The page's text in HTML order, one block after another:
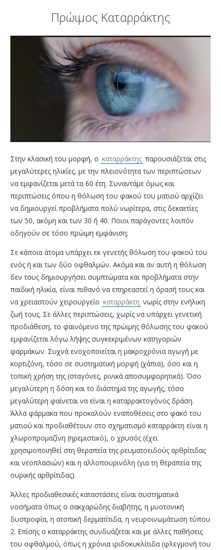
ΤΜΗΜΑ ΚΕΡΑΤΟΕΙΔΟΥΣ & ΜΕΤΑΜΟΣΧΕΥΣΕΩΝ
ΤΜΗΜΑ ΦΛΕΓΜΟΝΩΝ – ΡΑΓΟΕΙΔΙΤΙΔΑΣ
ΤΜΗΜΑ ΟΦΘΑΛΜΟΛΟΓΙΚΟΥ CHECK UP
ΤΜΗΜΑ ΕΚΠΑΙΔΕΥΣΗΣ & ΕΡΕΥΝΑΣ
ΣΥΓΧΡΟΝΟΣ ΕΞΟΠΛΙΣΜΟΣ
ΕΠΙΚΟΙΝΩΝΙΑ
Πρώιμος Καταρράκτης
Στην κλασική του μορφή, ο καταρράκτης παρουσιάζεται στις
μεγαλύτερες ηλικίες, με την πλειονότητα των περιπτώσεων
να εμφανίζεται μετά τα 60 έτη. Συναντάμε όμως και
περιπτώσεις όπου η θόλωση του φακού του ματιού αρχίζει
να δημιουργεί προβλήματα πολύ νωρίτερα, στις δεκαετίες
των 50, ακόμη και των 30 ή 40. Ποιοι παράγοντες λοιπόν
οδηγούν σε τόσο πρώιμη εμφάνιση;
Σε κάποια άτομα υπάρχει εκ γενετής θόλωση του φακού του
ενός ή και των δύο οφθαλμών. Ακόμα και αν αυτή η θόλωση
δεν τους δημιουργήσει συμπτώματα και προβλήματα στην
παιδική ηλικία, είναι πιθανό να επηρεαστεί η όρασή τους και
να χρειαστούν χειρουργείο καταρράκτη νωρίς στην ενήλικη
ζωή τους. Σε άλλες περιπτώσεις, χωρίς να υπάρχει γενετική
προδιάθεση, το φαινόμενο της πρώιμης θόλωσης του φακού
εμφανίζεται λόγω λήψης συγκεκριμένων κατηγοριών
φαρμάκων. Συχνά ενοχοποιείται η μακροχρόνια αγωγή με
κορτιζόνη, τόσο σε συστηματική μορφή (χάπια), όσο και η
τοπική χρήση της (σταγόνες, ρινικά αποσυμφορητικά). Όσο
μεγαλύτερη η δόση και το διάστημα της αγωγής, τόσο
μεγαλύτερη φαίνεται να είναι η καταρρακτογόνος δράση.
Άλλα φάρμακα που προκαλούν εναποθέσεις στο φακό του
ματιού και προδιαθέτουν στο σχηματισμό καταρράκτη είναι η
χλωροπρομαζίνη (ηρεμιστικό), ο χρυσός (έχει
χρησιμοποιηθεί στη θεραπεία της ρευματοειδούς αρθρίτιδας
και νεοπλασιών) και η αλλοπουρινόλη (για τη θεραπεία της
ουρικής αρθρίτιδας).
Άλλες προδιαθεσικές καταστάσεις είναι συστηματικά
νοσήματα όπως ο σακχαρώδης διαβήτης, η μυοτονική
δυστροφία, η ατοπική δερματίτιδα, η νευροινωμάτωση τύπου
2. Επίσης ο καταρράκτης συνδυάζεται και με άλλες παθήσεις
του οφθαλμού, όπως η χρόνια ιριδοκυκλίτιδα (φλεγμονή του